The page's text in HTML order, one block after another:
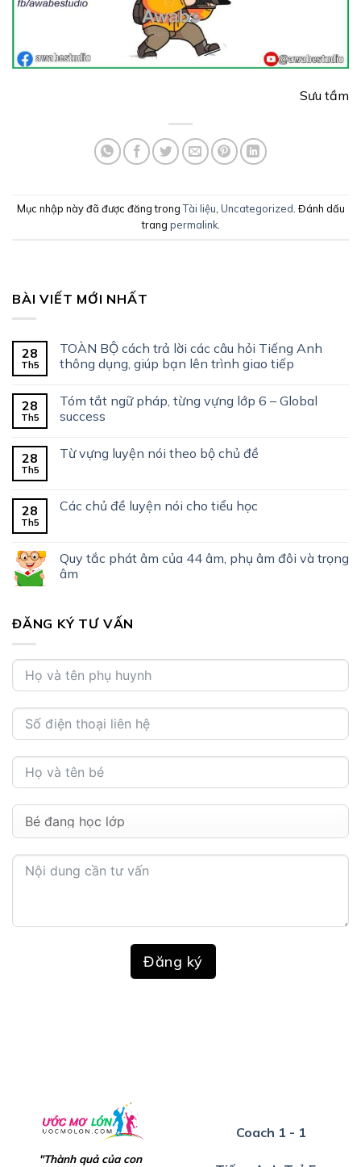
Sưu tầm
Mục nhập này đã được đăng trongTài liệu, Uncategorized. Đánh dấu
trang permalink.
BÀI VIẾT MỚI NHẤT
28
Th5
TOÀN BỘ cách trả lời các câu hỏi Tiếng Anh
thông dụng, giúp bạn lên trình giao tiếp
28
Th5
Tóm tắt ngữ pháp, từng vựng lớp 6 – Global
success
28
Th5
Từ vựng luyện nói theo bộ chủ đề
28
Th5
Các chủ đề luyện nói cho tiểu học
Quy tắc phát âm của 44 âm, phụ âm đôi và trọng
âm
ĐĂNG KÝ TƯ VẤN
Đăng ký
"Thành quả của con
Coach 1 - 1